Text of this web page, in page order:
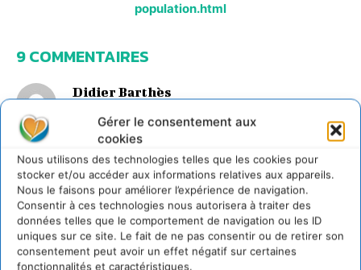
Gérer le consentement aux
cookies
Nous utilisons des technologies telles que les cookies pour
stocker et/ou accéder aux informations relatives aux appareils.
Nous le faisons pour améliorer l’expérience de navigation.
Consentir à ces technologies nous autorisera à traiter des
données telles que le comportement de navigation ou les ID
uniques sur ce site. Le fait de ne pas consentir ou de retirer son
consentement peut avoir un effet négatif sur certaines
fonctionnalités et caractéristiques.
population.html
9 COMMENTAIRES
Didier Barthès
Réduction de la population mondiale : faire
face à l’inévitable
Bonjour,
Vous avez parfaitement raison de mettre la
question de la population au coeur de la reflexion en
matière d’écologie, j’essaye aussi de le faire dans le
cadre d’un blog (www.economiedurable.over-
blog.com) mais c’est très difficile. beaucoup de
personnes même dans la mouvance écologiste
pensent que la question est taboue et vous prêtent